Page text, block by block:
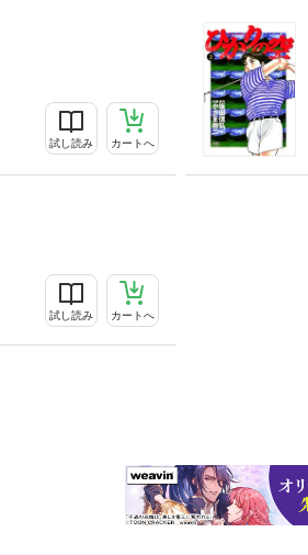
試し読み カートへ
試し読み カートへ